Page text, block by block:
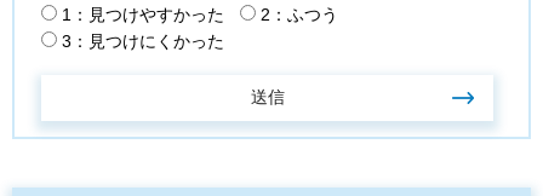
1：見つけやすかった
2：ふつう
3：見つけにくかった